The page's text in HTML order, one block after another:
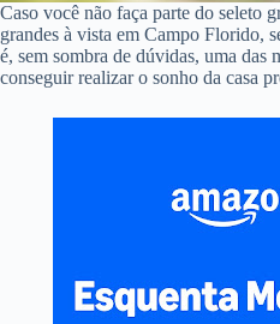
Caso você não faça parte do seleto
grandes à vista em Campo Florido,
é, sem sombra de dúvidas, uma das
conseguir realizar o sonho da casa